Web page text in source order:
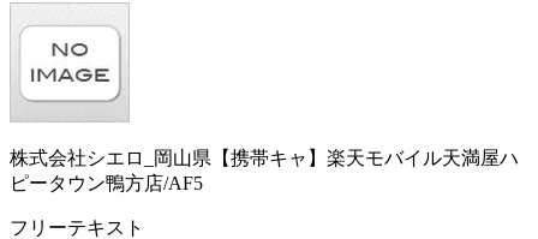
株式会社シエロ_岡山県【携帯キャ】楽天モバイル天満屋ハ
ピータウン鴨方店/AF5
フリーテキスト